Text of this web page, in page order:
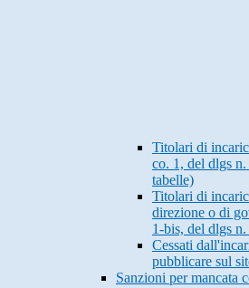
Titolari di
co. 1, del dlgs
tabelle)
Titolari di
direzione o di
1-bis, del dlgs
Cessati
pubblicare sul
Sanzioni per mancata